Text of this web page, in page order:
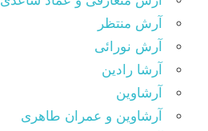
آرش منتظر
آرش نورائی
آرشا رادین
آرشاوین
آرشاوین و عمران طاهری